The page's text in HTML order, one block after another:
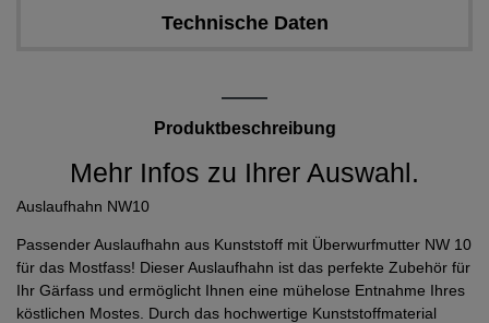
Technische Daten
Produktbeschreibung
Mehr Infos zu Ihrer Auswahl.
Auslaufhahn NW10
Passender Auslaufhahn aus Kunststoff mit Überwurfmutter NW 10
für das Mostfass! Dieser Auslaufhahn ist das perfekte Zubehör für
Ihr Gärfass und ermöglicht Ihnen eine mühelose Entnahme Ihres
köstlichen Mostes. Durch das hochwertige Kunststoffmaterial